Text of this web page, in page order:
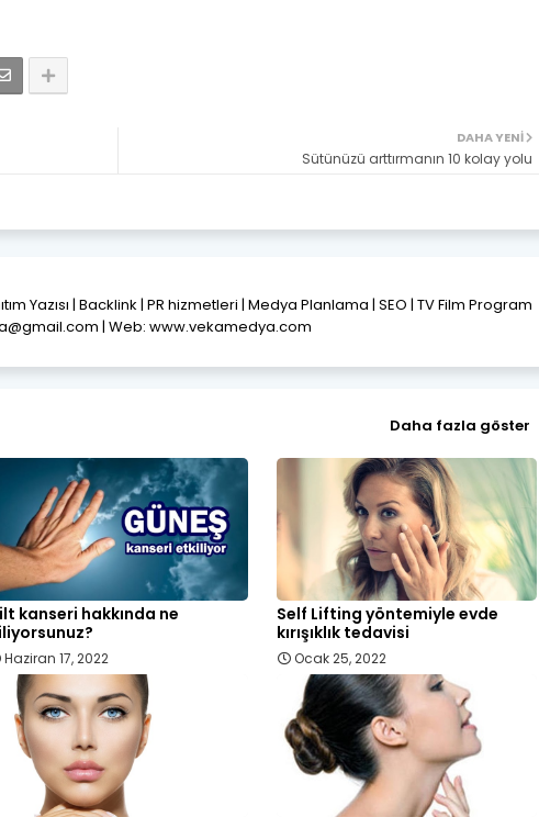
DAHA YENI
Sütünüzü arttırmanın 10 kolay yolu
Yazısı | Backlink | PR hizmetleri | Medya Planlama | SEO | TV Film Program
| Web: www.vekamedya.com
Daha fazla göster
kanseri hakkında ne
Haziran 17, 2022
Self Lifting yöntemiyle evde
kırışıklık tedavisi
Ocak 25, 2022